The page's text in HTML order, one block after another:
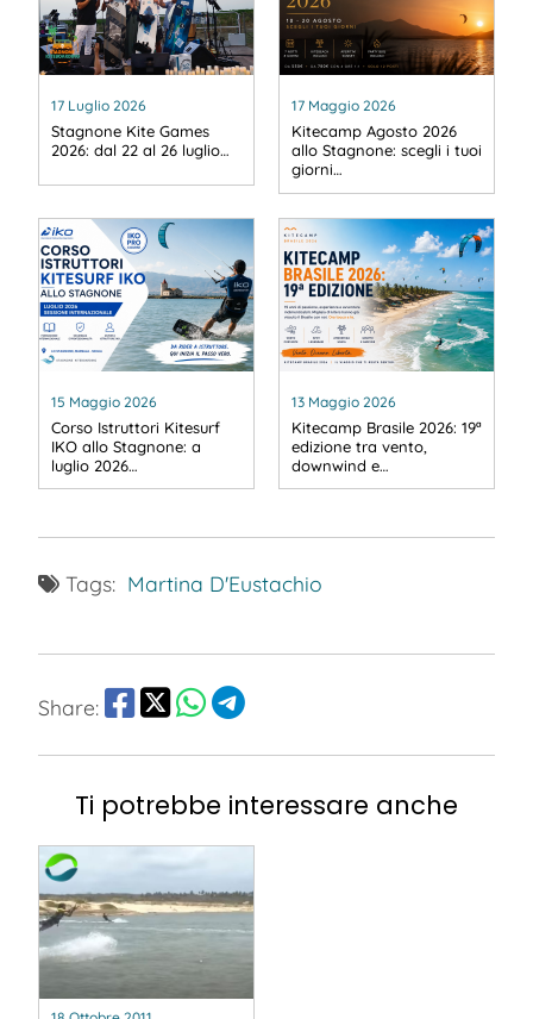
17 Luglio 2026
Stagnone Kite Games
2026: dal 22 al 26 luglio…
17 Maggio 2026
Kitecamp Agosto 2026
allo Stagnone: scegli i tuoi
giorni…
15 Maggio 2026
Corso Istruttori Kitesurf
IKO allo Stagnone: a
luglio 2026…
13 Maggio 2026
Kitecamp Brasile 2026: 19ª
edizione tra vento,
downwind e…
Tags: Martina D'Eustachio
Share:
Ti potrebbe interessare anche